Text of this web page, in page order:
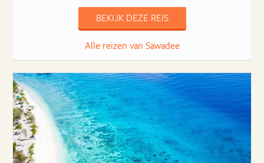
BEKIJK DEZE REIS
Alle reizen van Sawadee